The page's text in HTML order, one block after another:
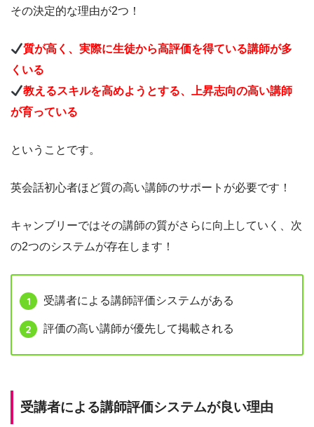
その決定的な理由が2つ！
質が高く、実際に生徒から高評価を得ている講師が多
くいる
教えるスキルを高めようとする、上昇志向の高い講師
が育っている
ということです。
英会話初心者ほど質の高い講師のサポートが必要です！
キャンブリーではその講師の質がさらに向上していく、次
の2つのシステムが存在します！
受講者による講師評価システムがある
評価の高い講師が優先して掲載される
受講者による講師評価システムが良い理由